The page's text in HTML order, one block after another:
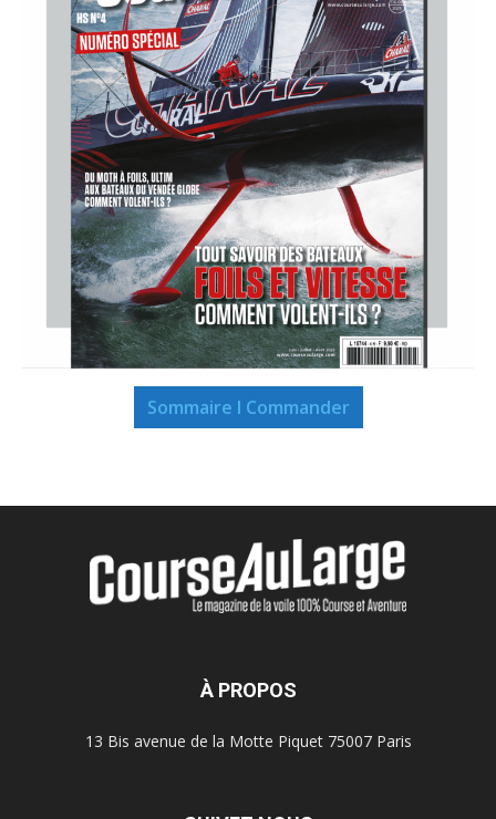
Sommaire I Commander
À PROPOS
13 Bis avenue de la Motte Piquet 75007 Paris